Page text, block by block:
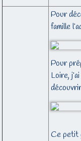
Pour
famille
Pour
Loire,
Ce petit